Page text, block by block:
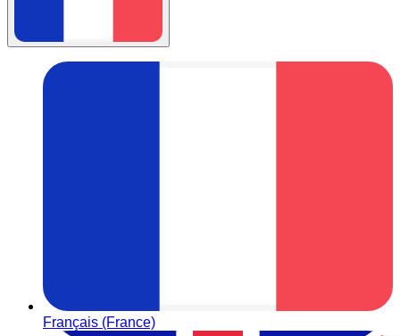
Français (France)